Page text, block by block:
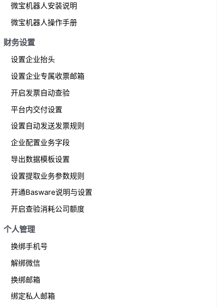
微宝机器人安装说明
微宝机器人操作手册
财务设置
设置企业抬头
设置企业专属收票邮箱
开启发票自动查验
平台内交付设置
设置自动发送发票规则
企业配置业务字段
导出数据模板设置
设置提取业务参数规则
开通Basware说明与设置
开启查验消耗公司额度
个人管理
换绑手机号
解绑微信
换绑邮箱
绑定私人邮箱